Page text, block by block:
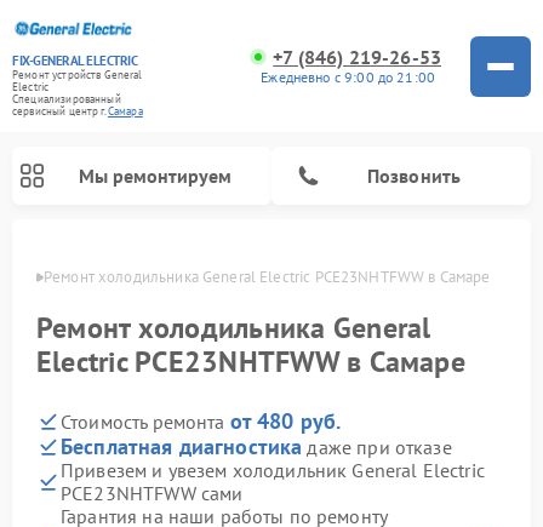
FIX-GENERAL ELECTRIC
Ремонт устройств General
Electric
Специализированный
cервисный центр г.Самара
+7 (846) 219-26-53
Ежедневно с 9:00 до 21:00
Мы ремонтируем Позвонить
Ремонт холодильника General Electric PCE23NHTFWW в Самаре
Ремонт холодильника General
Electric PCE23NHTFWW в Самаре
Стоимость ремонта от 480 руб.
Бесплатная диагностика даже при отказе
Привезем и увезем холодильник General Electric
PCE23NHTFWW сами
Гарантия на наши работы по ремонту